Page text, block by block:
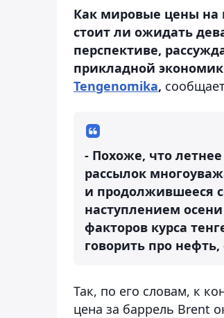
Как мировые цены на
стоит ли ожидать
перспективе,
прикладной
Tengenomika,
- Похоже, что
рассылок
и продолжившееся
наступлением
факторов курса
говорить про нефть,
Так, по его словам, к
цена за баррель Brent